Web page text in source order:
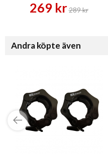
269 kr289 kr
Andra köpte även